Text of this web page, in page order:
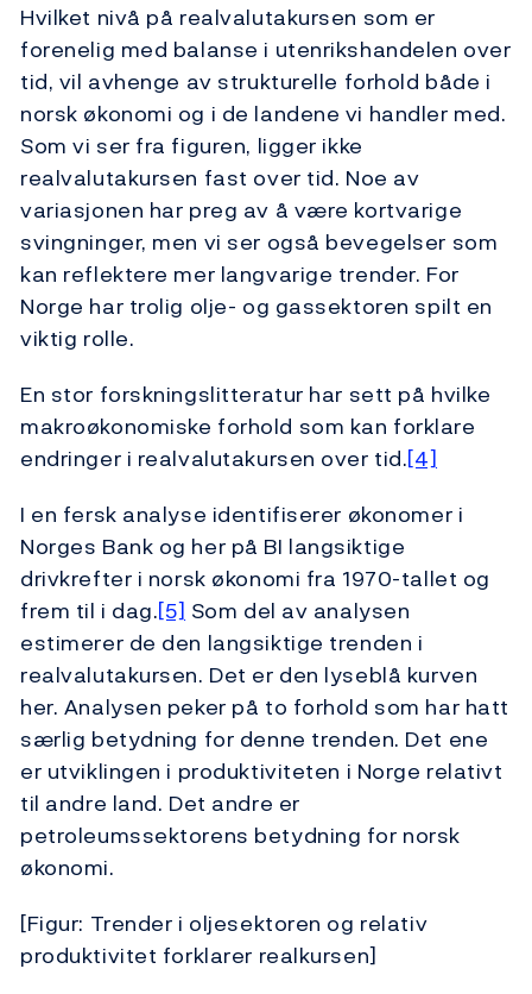
Hvilket nivå på realvalutakursen som er
forenelig med balanse i utenrikshandelen over
tid, vil avhenge av strukturelle forhold både i
norsk økonomi og i de landene vi handler med.
Som vi ser fra figuren, ligger ikke
realvalutakursen fast over tid. Noe av
variasjonen har preg av å være kortvarige
svingninger, men vi ser også bevegelser som
kan reflektere mer langvarige trender. For
Norge har trolig olje- og gassektoren spilt en
viktig rolle.
En stor forskningslitteratur har sett på hvilke
makroøkonomiske forhold som kan forklare
endringer i realvalutakursen over tid.[4]
I en fersk analyse identifiserer økonomer i
Norges Bank og her på BI langsiktige
drivkrefter i norsk økonomi fra 1970-tallet og
frem til i dag.[5] Som del av analysen
estimerer de den langsiktige trenden i
realvalutakursen. Det er den lyseblå kurven
her. Analysen peker på to forhold som har hatt
særlig betydning for denne trenden. Det ene
er utviklingen i produktiviteten i Norge relativt
til andre land. Det andre er
petroleumssektorens betydning for norsk
økonomi.
[Figur: Trender i oljesektoren og relativ
produktivitet forklarer realkursen]